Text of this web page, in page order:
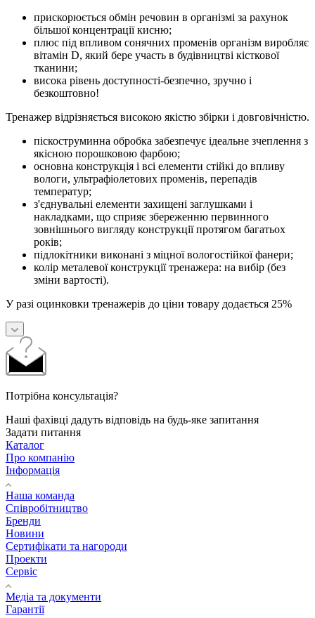
прискорюється обмін речовин в організмі за рахунок
більшої концентрації кисню;
плюс під впливом сонячних променів організм виробляє
вітамін D, який бере участь в будівництві кісткової
тканини;
висока рівень доступності-безпечно, зручно і
безкоштовно!
Тренажер відрізняється високою якістю збірки і довговічністю.
піскоструминна обробка забезпечує ідеальне зчеплення з
якісною порошковою фарбою;
основна конструкція і всі елементи стійкі до впливу
вологи, ультрафіолетових променів, перепадів
температур;
з'єднувальні елементи захищені заглушками і
накладками, що сприяє збереженню первинного
зовнішнього вигляду конструкції протягом багатьох
років;
підлокітники виконані з міцної вологостійкої фанери;
колір металевої конструкції тренажера: на вибір (без
зміни вартості).
У разі оцинковки тренажерів до ціни товару додається 25%
Потрібна консультація?
Наші фахівці дадуть відповідь на будь-яке запитання
Задати питання
Каталог
Про компанію
Інформація
Наша команда
Співробітництво
Бренди
Новини
Сертифікати та нагороди
Проекти
Сервіс
Медіа та документи
Гарантії